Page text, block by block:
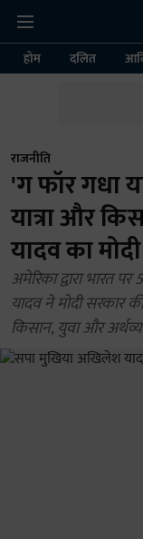
होम दलित
राजनीति
'ग फॉर गधा
यात्रा और
यादव का
अमेरिका द्वारा
यादव ने मोदी सरकार
किसान, युवा और